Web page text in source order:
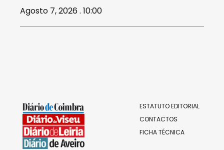
Agosto 7, 2026 . 10:00
ESTATUTO EDITORIAL
CONTACTOS
FICHA TÉCNICA